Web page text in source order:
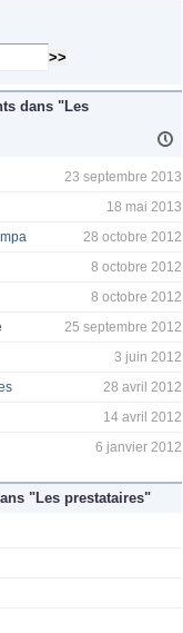
dans "Les
23 septembre 2013
18 mai 2013
28 octobre 2012
8 octobre 2012
8 octobre 2012
25 septembre 2012
3 juin 2012
28 avril 2012
14 avril 2012
6 janvier 2012
"Les prestataires"